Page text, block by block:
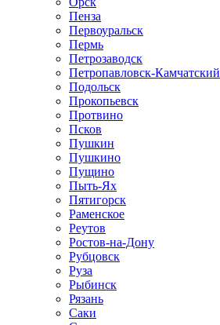
Пенза
Первоуральск
Пермь
Петрозаводск
Петропавловск-Камчатский
Подольск
Прокопьевск
Протвино
Псков
Пушкин
Пушкино
Пущино
Пыть-Ях
Пятигорск
Раменское
Реутов
Ростов-на-Дону
Рубцовск
Руза
Рыбинск
Рязань
Саки